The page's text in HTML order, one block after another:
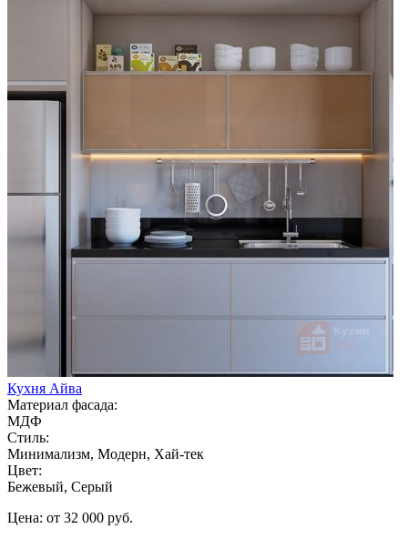
Кухня Айва
Материал фасада:
МДФ
Стиль:
Минимализм, Модерн, Хай-тек
Цвет:
Бежевый, Серый
Цена: от 32 000 руб.